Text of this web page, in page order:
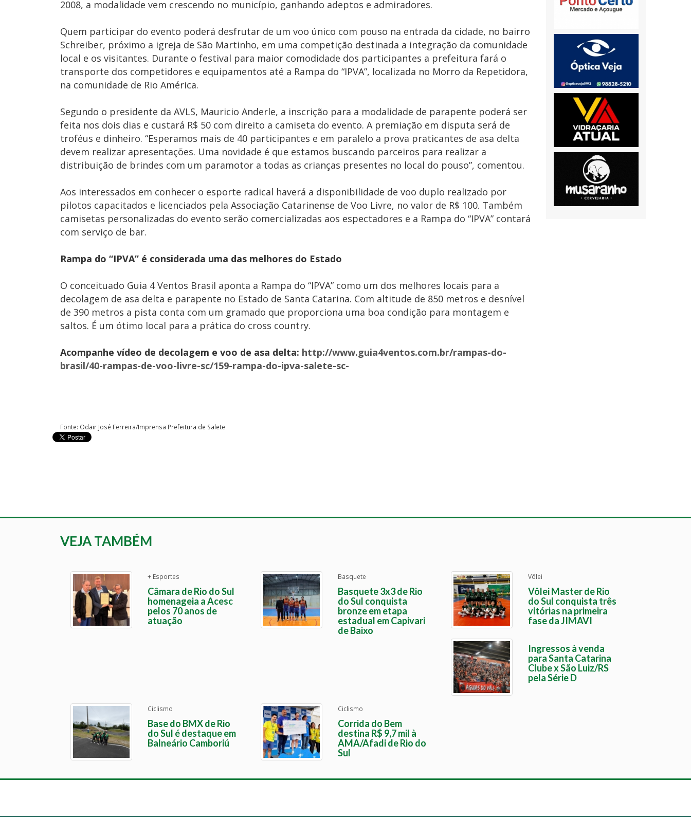
2008, a modalidade vem crescendo no município, ganhando adeptos e admiradores.
Quem participar do evento poderá desfrutar de um voo único com pouso na entrada da cidade, no bairro
Schreiber, próximo a igreja de São Martinho, em uma competição destinada a integração da comunidade
local e os visitantes. Durante o festival para maior comodidade dos participantes a prefeitura fará o
transporte dos competidores e equipamentos até a Rampa do “IPVA”, localizada no Morro da Repetidora,
na comunidade de Rio América.
Segundo o presidente da AVLS, Mauricio Anderle, a inscrição para a modalidade de parapente poderá ser
feita nos dois dias e custará R$ 50 com direito a camiseta do evento. A premiação em disputa será de
troféus e dinheiro. “Esperamos mais de 40 participantes e em paralelo a prova praticantes de asa delta
devem realizar apresentações. Uma novidade é que estamos buscando parceiros para realizar a
distribuição de brindes com um paramotor a todas as crianças presentes no local do pouso”, comentou.
Aos interessados em conhecer o esporte radical haverá a disponibilidade de voo duplo realizado por
pilotos capacitados e licenciados pela Associação Catarinense de Voo Livre, no valor de R$ 100. Também
camisetas personalizadas do evento serão comercializadas aos espectadores e a Rampa do “IPVA” contará
com serviço de bar.
Rampa do “IPVA” é considerada uma das melhores do Estado
O conceituado Guia 4 Ventos Brasil aponta a Rampa do “IPVA” como um dos melhores locais para a
decolagem de asa delta e parapente no Estado de Santa Catarina. Com altitude de 850 metros e desnível
de 390 metros a pista conta com um gramado que proporciona uma boa condição para montagem e
saltos. É um ótimo local para a prática do cross country.
Acompanhe vídeo de decolagem e voo de asa delta: http://www.guia4ventos.com.br/rampas-do-
brasil/40-rampas-de-voo-livre-sc/159-rampa-do-ipva-salete-sc-
Fonte: Odair José Ferreira/Imprensa Prefeitura de Salete
VEJA TAMBÉM
+ Esportes
Câmara de Rio do Sul
homenageia a Acesc
pelos 70 anos de
atuação
Basquete
Basquete 3x3 de Rio
do Sul conquista
bronze em etapa
estadual em Capivari
de Baixo
Vôlei
Vôlei Master de Rio
do Sul conquista três
vitórias na primeira
fase da JIMAVI
Ingressos à venda
para Santa Catarina
Clube x São Luiz/RS
pela Série D
Ciclismo
Base do BMX de Rio
do Sul é destaque em
Balneário Camboriú
Ciclismo
Corrida do Bem
destina R$ 9,7 mil à
AMA/Afadi de Rio do
Sul